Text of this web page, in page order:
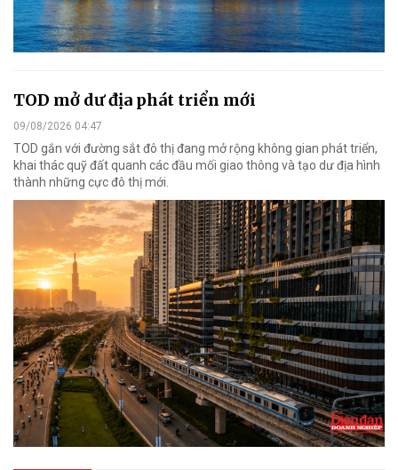
TOD mở dư địa phát triển mới
09/08/2026 04:47
TOD gắn với đường sắt đô thị đang mở rộng không gian phát triển,
khai thác quỹ đất quanh các đầu mối giao thông và tạo dư địa hình
thành những cực đô thị mới.